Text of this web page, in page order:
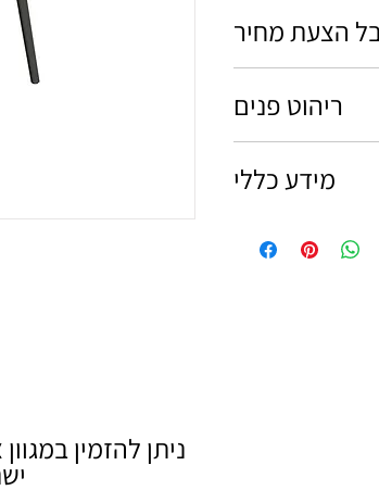
ניתן להזמין
הצעת מחיר
ריהוט פנים
מידע כללי